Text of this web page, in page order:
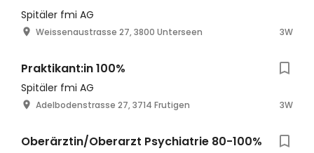
Spitäler fmi AG
Weissenaustrasse 27, 3800 Unterseen 3W
Praktikant:in 100%
Spitäler fmi AG
Adelbodenstrasse 27, 3714 Frutigen 3W
Oberärztin/Oberarzt Psychiatrie 80-100%